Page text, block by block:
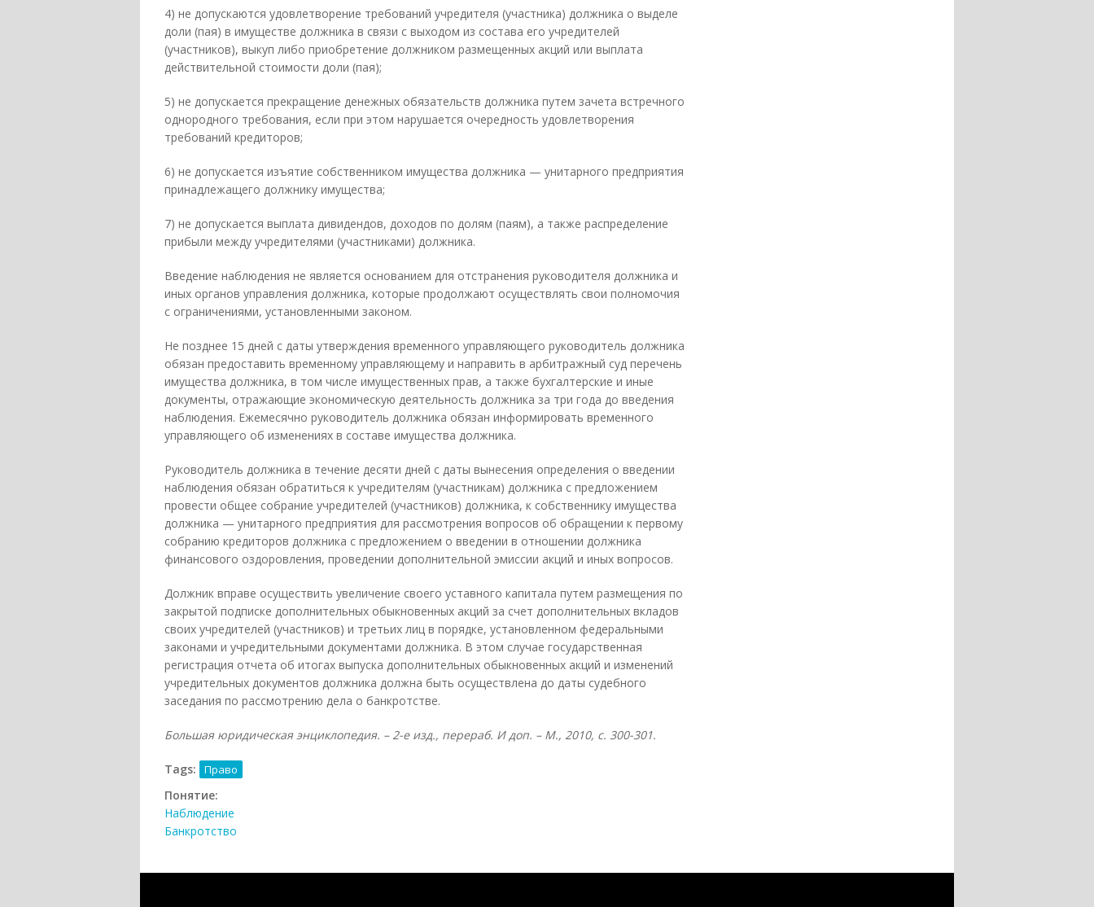
4) не допускаются удовлетворение требований учредителя (участника) должника о выделе
доли (пая) в имуществе должника в связи с выходом из состава его учредителей
(участников), выкуп либо приобретение должником размещенных акций или выплата
действительной стоимости доли (пая);
5) не допускается прекращение денежных обязательств должника путем зачета встречного
однородного требования, если при этом нарушается очередность удовлетворения
требований кредиторов;
6) не допускается изъятие собственником имущества должника — унитарного предприятия
принадлежащего должнику имущества;
7) не допускается выплата дивидендов, доходов по долям (паям), а также распределение
прибыли между учредителями (участниками) должника.
Введение наблюдения не является основанием для отстранения руководителя должника и
иных органов управления должника, которые продолжают осуществлять свои полномочия
с ограничениями, установленными законом.
Не позднее 15 дней с даты утверждения временного управляющего руководитель должника
обязан предоставить временному управляющему и направить в арбитражный суд перечень
имущества должника, в том числе имущественных прав, а также бухгалтерские и иные
документы, отражающие экономическую деятельность должника за три года до введения
наблюдения. Ежемесячно руководитель должника обязан информировать временного
управляющего об изменениях в составе имущества должника.
Руководитель должника в течение десяти дней с даты вынесения определения о введении
наблюдения обязан обратиться к учредителям (участникам) должника с предложением
провести общее собрание учредителей (участников) должника, к собственнику имущества
должника — унитарного предприятия для рассмотрения вопросов об обращении к первому
собранию кредиторов должника с предложением о введении в отношении должника
финансового оздоровления, проведении дополнительной эмиссии акций и иных вопросов.
Должник вправе осуществить увеличение своего уставного капитала путем размещения по
закрытой подписке дополнительных обыкновенных акций за счет дополнительных вкладов
своих учредителей (участников) и третьих лиц в порядке, установленном федеральными
законами и учредительными документами должника. В этом случае государственная
регистрация отчета об итогах выпуска дополнительных обыкновенных акций и изменений
учредительных документов должника должна быть осуществлена до даты судебного
заседания по рассмотрению дела о банкротстве.
Большая юридическая энциклопедия. – 2-е изд., перераб. И доп. – М., 2010, с. 300-301.
Tags: Право
Понятие:
Наблюдение
Банкротство